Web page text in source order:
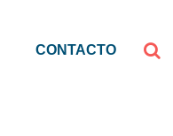
CONTACTO